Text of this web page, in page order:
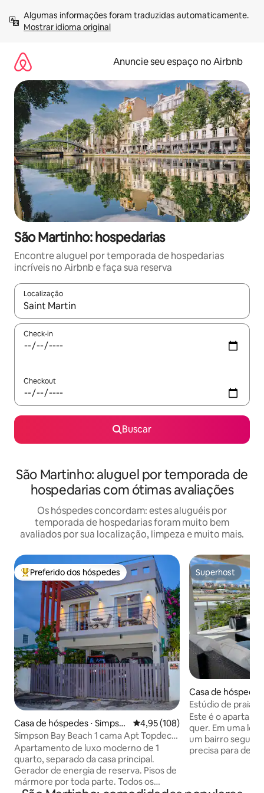
para
Mostrar idioma original
Anuncie seu espaço no Airbnb
São Martinho: hospedarias
Encontre aluguel por temporada de hospedarias
incríveis no Airbnb e faça sua reserva
Localização
Quando os resultados estiverem disponíveis, explore-os
Check-in
Checkout
Buscar
São Martinho: aluguel por temporada de
hospedarias com ótimas avaliações
Os hóspedes concordam: estes aluguéis por
temporada de hospedarias foram muito bem
avaliados por sua localização, limpeza e muito mais.
Entre os melhores preferidos dos hóspedes
Preferido dos hóspedes
Casa de hóspedes ⋅ Simpso
n Bay
4,95 de uma avaliação média de
4,95 (108)
Simpson Bay Beach 1 cama Apt Topdeck.
Vista para o mar
Apartamento de luxo moderno de 1
quarto, separado da casa principal.
Gerador de energia de reserva. Pisos de
mármore por toda parte. Todos os
Superhost
Superhost
Casa de hóspedes
n Bay
Estúdio de praia
Este é o
quer. Em uma
um bairro
precisa para